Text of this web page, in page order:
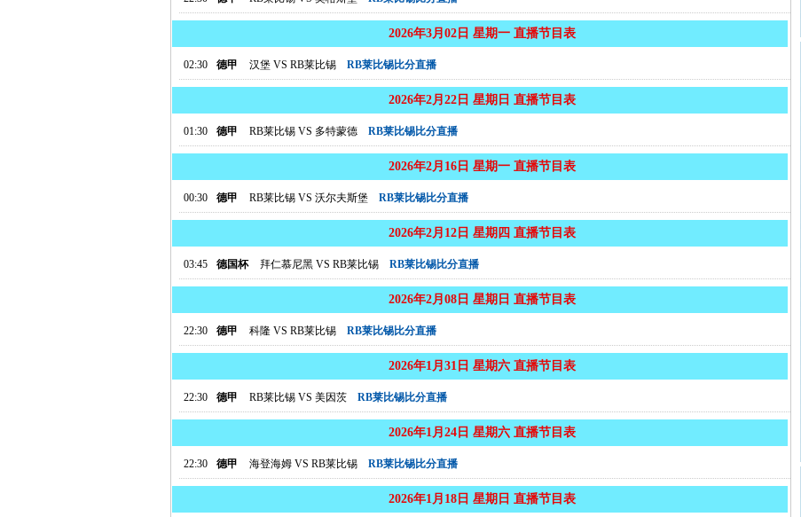
2026年3月02日 星期一 直播节目表
02:30 德甲 汉堡 VS RB莱比锡 RB莱比锡比分直播
2026年2月22日 星期日 直播节目表
01:30 德甲 RB莱比锡 VS 多特蒙德 RB莱比锡比分直播
2026年2月16日 星期一 直播节目表
00:30 德甲 RB莱比锡 VS 沃尔夫斯堡 RB莱比锡比分直播
2026年2月12日 星期四 直播节目表
03:45 德国杯 拜仁慕尼黑 VS RB莱比锡 RB莱比锡比分直播
2026年2月08日 星期日 直播节目表
22:30 德甲 科隆 VS RB莱比锡 RB莱比锡比分直播
2026年1月31日 星期六 直播节目表
22:30 德甲 RB莱比锡 VS 美因茨 RB莱比锡比分直播
2026年1月24日 星期六 直播节目表
22:30 德甲 海登海姆 VS RB莱比锡 RB莱比锡比分直播
2026年1月18日 星期日 直播节目表